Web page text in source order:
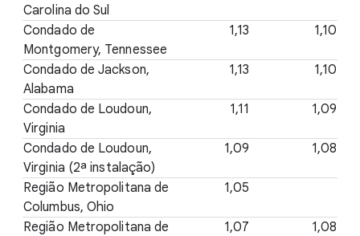
Carolina do Sul
Condado de
Montgomery, Tennessee
1,13 1,10
Condado de Jackson,
Alabama
1,13 1,10
Condado de Loudoun,
Virginia
1,11 1,09
Condado de Loudoun,
Virginia (2ª instalação)
1,09 1,08
Região Metropolitana de
Columbus, Ohio
1,05
Região Metropolitana de
1,07 1,08